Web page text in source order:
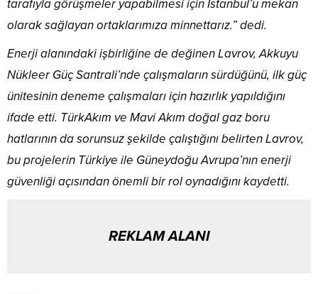
tarafıyla görüşmeler yapabilmesi için İstanbul’u mekan
olarak sağlayan ortaklarımıza minnettarız.” dedi.
Enerji alanındaki işbirliğine de değinen Lavrov, Akkuyu
Nükleer Güç Santrali’nde çalışmaların sürdüğünü, ilk güç
ünitesinin deneme çalışmaları için hazırlık yapıldığını
ifade etti. TürkAkım ve Mavi Akım doğal gaz boru
hatlarının da sorunsuz şekilde çalıştığını belirten Lavrov,
bu projelerin Türkiye ile Güneydoğu Avrupa’nın enerji
güvenliği açısından önemli bir rol oynadığını kaydetti.
REKLAM ALANI